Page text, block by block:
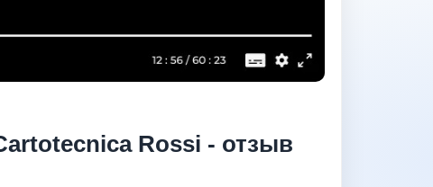
Rossi - отзыв